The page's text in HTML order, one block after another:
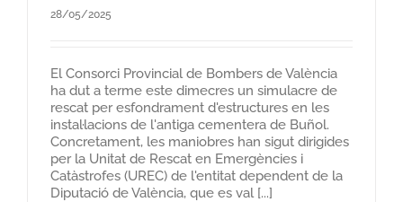
28/05/2025
El Consorci Provincial de Bombers de València
ha dut a terme este dimecres un simulacre de
rescat per esfondrament d'estructures en les
instal·lacions de l'antiga cementera de Buñol.
Concretament, les maniobres han sigut dirigides
per la Unitat de Rescat en Emergències i
Catàstrofes (UREC) de l'entitat dependent de la
Diputació de València, que es val [...]